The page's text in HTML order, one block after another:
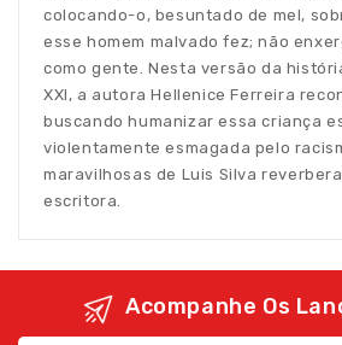
colocando-o, besuntado de mel,
esse homem malvado fez; não
como gente. Nesta versão da
XXI, a autora Hellenice Ferreira
buscando humanizar essa criança
violentamente esmagada pelo
maravilhosas de Luis Silva
escritora.
Acompanhe Os